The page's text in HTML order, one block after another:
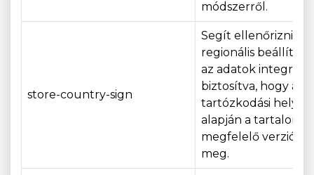
módszerről.
store-country-sign
Segít ellenőrizni a
regionális
az adatok
biztosítva, hogy a
tartózkodási helye
alapján a tartalom
megfelelő verzióját
meg.